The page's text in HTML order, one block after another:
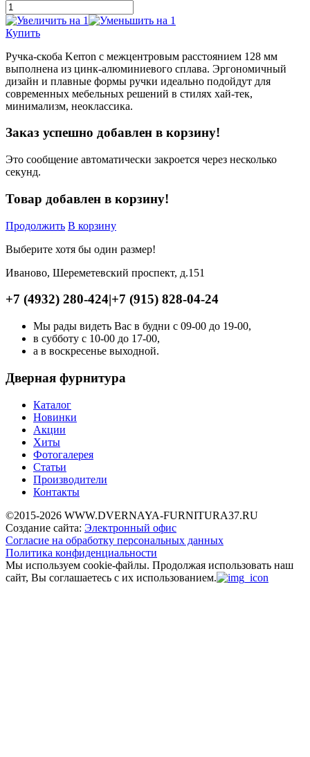
Купить
Ручка-скоба Kerron с межцентровым расстоянием 128 мм
выполнена из цинк-алюминиевого сплава. Эргономичный
дизайн и плавные формы ручки идеально подойдут для
современных мебельных решений в стилях хай-тек,
минимализм, неоклассика.
Заказ успешно добавлен в корзину!
Это сообщение автоматически закроется через несколько
секунд.
Товар добавлен в корзину!
Продолжить В корзину
Выберите хотя бы один размер!
Иваново, Шереметевский проспект, д.151
+7 (4932) 280-424|+7 (915) 828-04-24
Мы рады видеть Вас в будни с 09-00 до 19-00,
в субботу с 10-00 до 17-00,
а в воскресенье выходной.
Дверная фурнитура
Каталог
Новинки
Акции
Хиты
Фотогалерея
Статьи
Производители
Контакты
©2015-2026 WWW.DVERNAYA-FURNITURA37.RU
Создание сайта: Электронный офис
Согласие на обработку персональных данных
Политика конфиденциальности
Мы используем cookie-файлы. Продолжая использовать наш
сайт, Вы соглашаетесь с их использованием.